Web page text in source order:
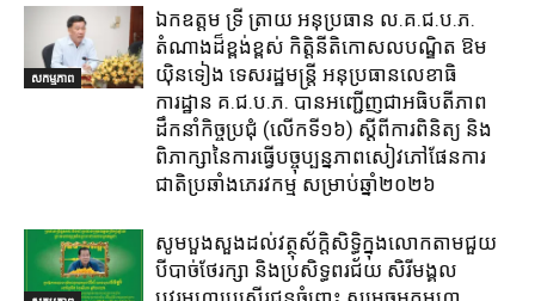
សកម្មភាព
ឯកឧត្តម ទ្រី ត្រាយ អនុប្រធាន ល.គ.ជ.ប.ភ.
តំណាងដ៏ខ្ពង់ខ្ពស់ កិត្តិនីតិកោសលបណ្ឌិត ឱម
យ៉ិនទៀង ទេសរដ្ឋមន្ត្រី អនុប្រធានលេខាធិ
ការដ្ឋាន គ.ជ.ប.ភ. បានអញ្ជើញជាអធិបតីភាព
ដឹកនាំកិច្ចប្រជុំ (លេីកទី១៦) ស្តីពីការពិនិត្យ​ និង
ពិភាក្សានៃការធ្វេីបច្ចុប្បន្នភាពសៀវភៅផែនការ
ជាតិប្រឆាំងភេរវកម្ម​ សម្រាប់ឆ្នាំ២០២៦​
សូមបួងសួងដល់វត្ថុស័ក្តិសិទ្ធិក្នុងលោកតាមជួយ
បីបាច់ថែរក្សា និងប្រសិទ្ធពរជ័យ សិរីមង្គល